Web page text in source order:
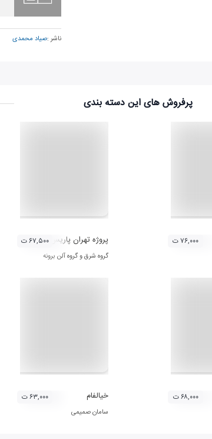
ناشر :صیاد محمدی
پرفروش های این دسته بندی
۷۶,۰۰۰ ت پروژه ‌تهران پاریس
گروه شرق و گروه آلن برونه
۶۷,۵۰۰ ت
۶۸,۰۰۰ ت خیالفام
سامان صمیمی
۶۳,۰۰۰ ت